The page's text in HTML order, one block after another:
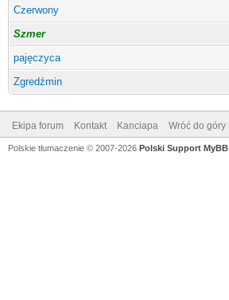
Czerwony
Szmer
pajęczyca
Zgredźmin
Ekipa forum Kontakt Kanciapa Wróć do góry
Polskie tłumaczenie © 2007-2026 Polski Support MyBB